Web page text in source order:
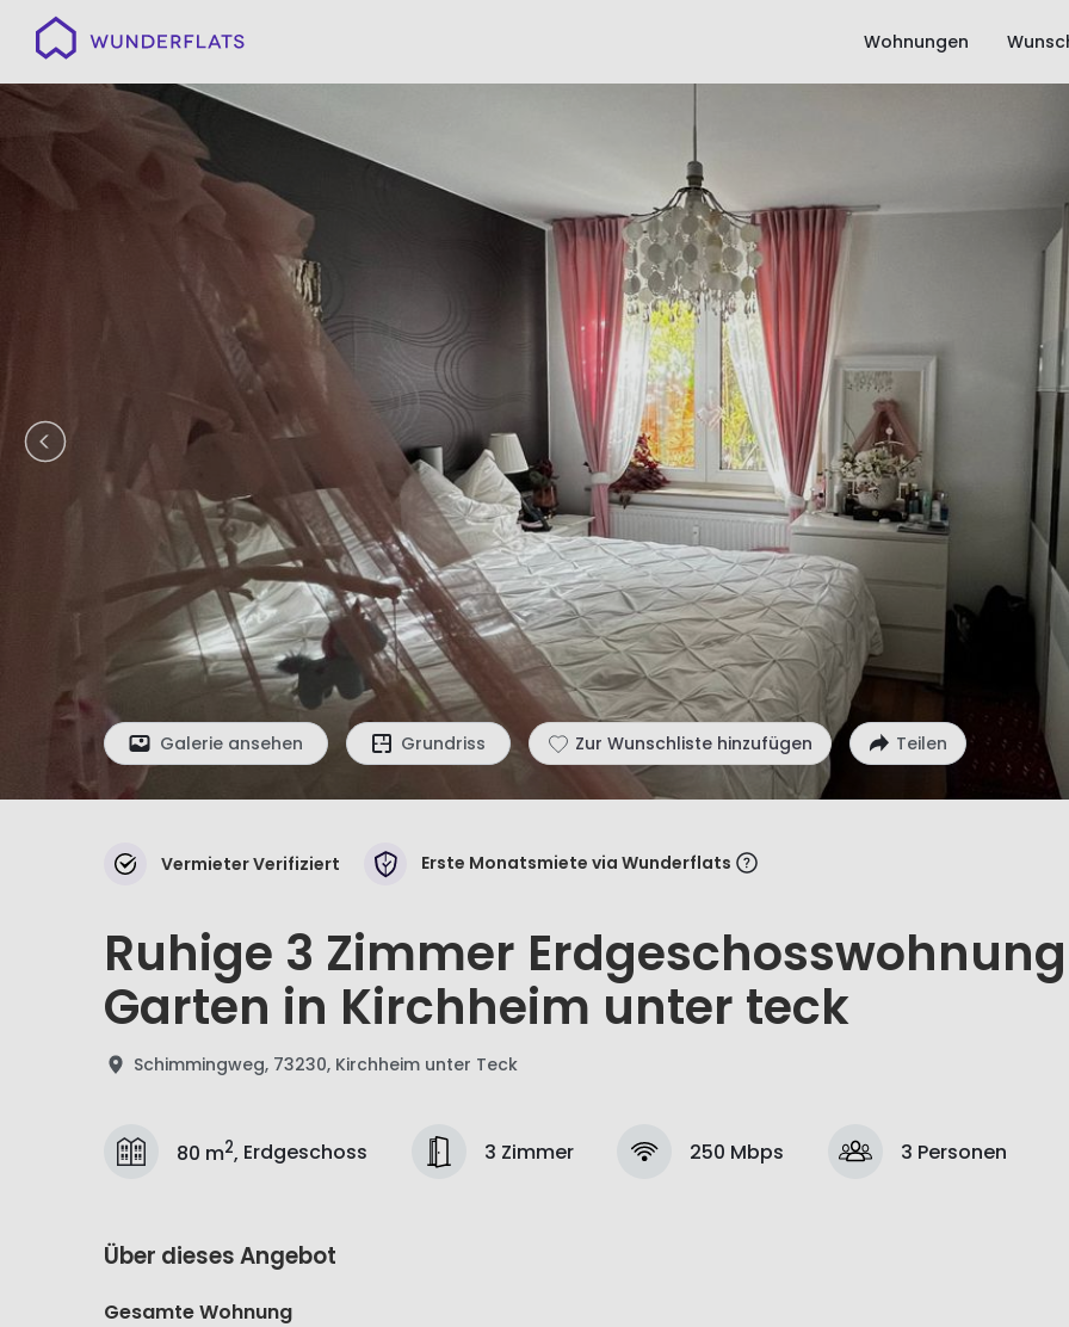
Wunderflats Wohnungen
Galerie ansehen Grundriss Zur Wunschliste hinzufügen Teilen
Vermieter Verifiziert Erste Monatsmiete via Wunderflats
Ruhige 3 Zimmer
Garten in Kirchheim unter teck
Schimmingweg, 73230, Kirchheim unter Teck
80 m2, Erdgeschoss 3 Zimmer 250 Mbps 3 Personen
Über dieses Angebot
Gesamte Wohnung